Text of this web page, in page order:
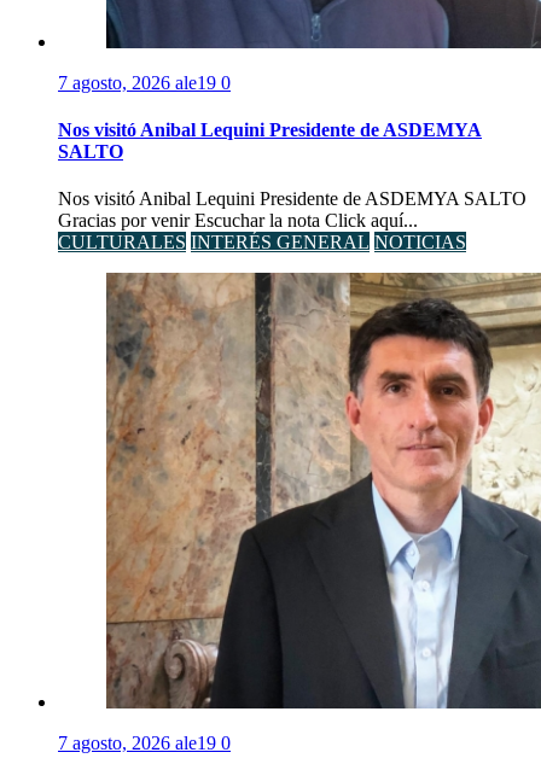
7 agosto, 2026 ale19 0
Nos visitó Anibal Lequini Presidente de ASDEMYA
SALTO
Nos visitó Anibal Lequini Presidente de ASDEMYA SALTO
Gracias por venir Escuchar la nota Click aquí...
CULTURALES INTERÉS GENERAL NOTICIAS
7 agosto, 2026 ale19 0